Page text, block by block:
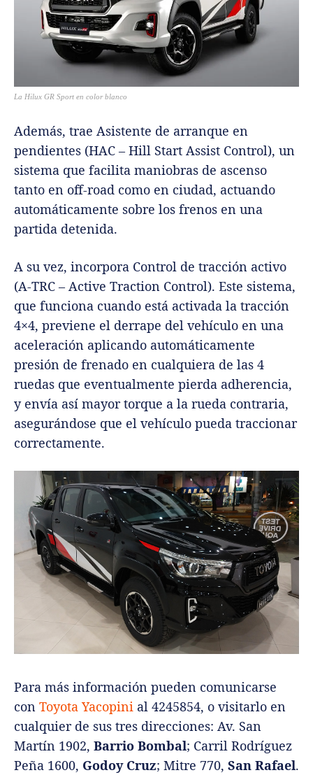
La Hilux GR Sport en color blanco
Además, trae Asistente de arranque en
pendientes (HAC – Hill Start Assist Control), un
sistema que facilita maniobras de ascenso
tanto en off-road como en ciudad, actuando
automáticamente sobre los frenos en una
partida detenida.
A su vez, incorpora Control de tracción activo
(A-TRC – Active Traction Control). Este sistema,
que funciona cuando está activada la tracción
4×4, previene el derrape del vehículo en una
aceleración aplicando automáticamente
presión de frenado en cualquiera de las 4
ruedas que eventualmente pierda adherencia,
y envía así mayor torque a la rueda contraria,
asegurándose que el vehículo pueda traccionar
correctamente.
Para más información pueden comunicarse
con Toyota Yacopini al 4245854, o visitarlo en
cualquier de sus tres direcciones: Av. San
Martín 1902, Barrio Bombal; Carril Rodríguez
Peña 1600, Godoy Cruz; Mitre 770, San Rafael.